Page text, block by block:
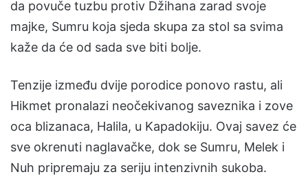
da povuče tuzbu protiv Džihana zarad svoje
majke, Sumru koja sjeda skupa za stol sa svima
kaže da će od sada sve biti bolje.
Tenzije između dvije porodice ponovo rastu, ali
Hikmet pronalazi neočekivanog saveznika i zove
oca blizanaca, Halila, u Kapadokiju. Ovaj savez će
sve okrenuti naglavačke, dok se Sumru, Melek i
Nuh pripremaju za seriju intenzivnih sukoba.